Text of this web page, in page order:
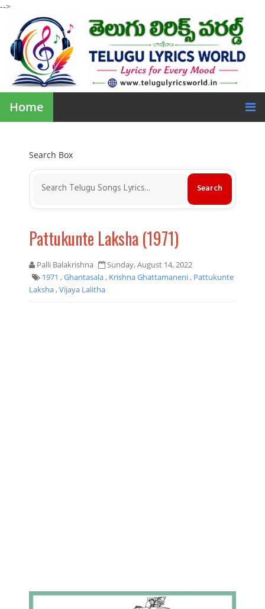
-->
Home
Search Box
Pattukunte Laksha (1971)
Palli Balakrishna
Sunday, August 14, 2022
1971 ,Ghantasala, Krishna Ghattamaneni, Pattukunte
Laksha,Vijaya Lalitha